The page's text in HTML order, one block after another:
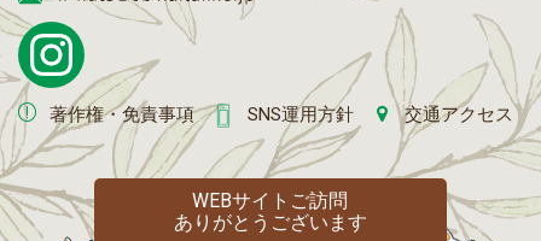
著作権・免責事項 SNS運用方針 交通アクセス
WEBサイトご訪問
ありがとうございます